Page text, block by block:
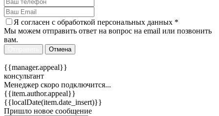
Я согласен c обработкой персональных данных *
Мы можем отправить ответ на вопрос на email или позвонить
вам.
Отмена
{{manager.appeal}}
консультант
Менеджер скоро подключится...
{{item.author.appeal}}
{{localDate(item.date_insert)}}
Пришло новое сообщение